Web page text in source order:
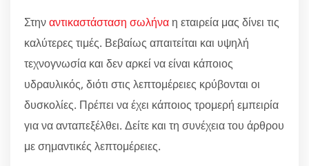
Στηναντικαστάσταση σωλήνα η εταιρεία μας δίνει τις
καλύτερες τιμές. Βεβαίως απαιτείται και υψηλή
τεχνογνωσία και δεν αρκεί να είναι κάποιος
υδραυλικός, διότι στις λεπτομέρειες κρύβονται οι
δυσκολίες. Πρέπει να έχει κάποιος τρομερή εμπειρία
για να ανταπεξέλθει. Δείτε και τη συνέχεια του άρθρου
με σημαντικές λεπτομέρειες.